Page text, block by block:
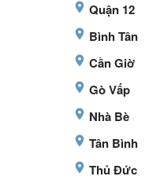
Quận 12
Bình Tân
Cần Giờ
Gò Vấp
Nhà Bè
Tân Bình
Thủ Đức